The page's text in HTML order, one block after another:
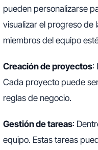
pueden personalizarse
visualizar el progreso de
miembros del equipo
Creación de proyectos:
Cada proyecto puede
reglas de negocio.
Gestión de tareas:
equipo. Estas tareas